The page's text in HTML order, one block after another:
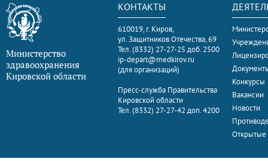
Министерство
здравоохранения
Кировской области
КОНТАКТЫ
610019, г. Киров,
ул. Защитников Отечества, 69
Тел. (8332) 27-27-25 доб. 2500
ip-depart@medkirov.ru
(для организаций)
Пресс-служба Правительства
Кировской области
Тел. (8332) 27-27-42 доп. 4200
Конкурсы
Вакансии
Новости